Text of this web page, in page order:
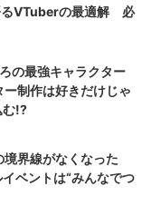
るVTuberの最適解 必
の最強キャラクター
制作は好きだけじゃ
む!?
界線がなくなった
ベントは“みんなでつ